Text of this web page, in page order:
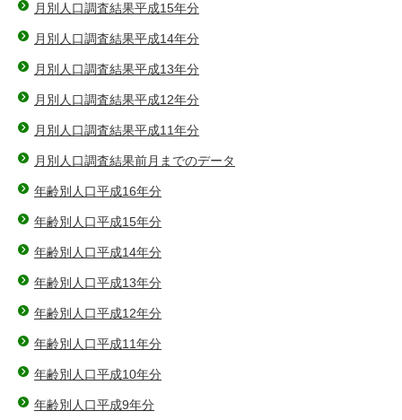
月別人口調査結果平成15年分
月別人口調査結果平成14年分
月別人口調査結果平成13年分
月別人口調査結果平成12年分
月別人口調査結果平成11年分
月別人口調査結果前月までのデータ
年齢別人口平成16年分
年齢別人口平成15年分
年齢別人口平成14年分
年齢別人口平成13年分
年齢別人口平成12年分
年齢別人口平成11年分
年齢別人口平成10年分
年齢別人口平成9年分